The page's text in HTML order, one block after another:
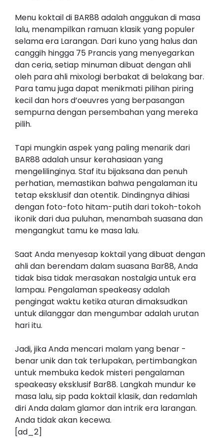
Menu koktail di BAR88 adalah anggukan di masa
lalu, menampilkan ramuan klasik yang populer
selama era Larangan. Dari kuno yang halus dan
canggih hingga 75 Prancis yang menyegarkan
dan ceria, setiap minuman dibuat dengan ahli
oleh para ahli mixologi berbakat di belakang bar.
Para tamu juga dapat menikmati pilihan piring
kecil dan hors d’oeuvres yang berpasangan
sempurna dengan persembahan yang mereka
pilih.
Tapi mungkin aspek yang paling menarik dari
BAR88 adalah unsur kerahasiaan yang
mengelilinginya. Staf itu bijaksana dan penuh
perhatian, memastikan bahwa pengalaman itu
tetap eksklusif dan otentik. Dindingnya dihiasi
dengan foto-foto hitam-putih dari tokoh-tokoh
ikonik dari dua puluhan, menambah suasana dan
mengangkut tamu ke masa lalu.
Saat Anda menyesap koktail yang dibuat dengan
ahli dan berendam dalam suasana Bar88, Anda
tidak bisa tidak merasakan nostalgia untuk era
lampau. Pengalaman speakeasy adalah
pengingat waktu ketika aturan dimaksudkan
untuk dilanggar dan mengumbar adalah urutan
hari itu.
Jadi, jika Anda mencari malam yang benar -
benar unik dan tak terlupakan, pertimbangkan
untuk membuka kedok misteri pengalaman
speakeasy eksklusif Bar88. Langkah mundur ke
masa lalu, sip pada koktail klasik, dan redamlah
diri Anda dalam glamor dan intrik era larangan.
Anda tidak akan kecewa.
[ad_2]